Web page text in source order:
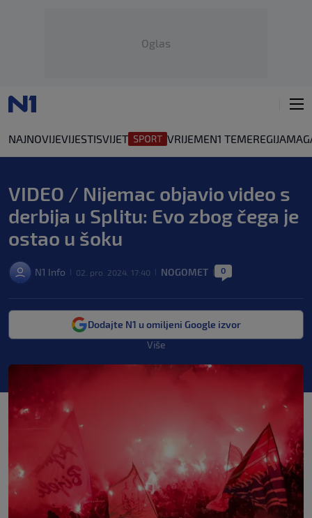
Oglas
NAJNOVIJEVIJESTISVIJET VRIJEMEN1 TEMEREGIJA
VIDEO / Nijemac objavio video s
derbija u Splitu: Evo zbog čega je
ostao u šoku
N1 Info 02. pro. 2024. 17:40 NOGOMET 0
Dodajte N1 u omiljeni Google izvor
Više